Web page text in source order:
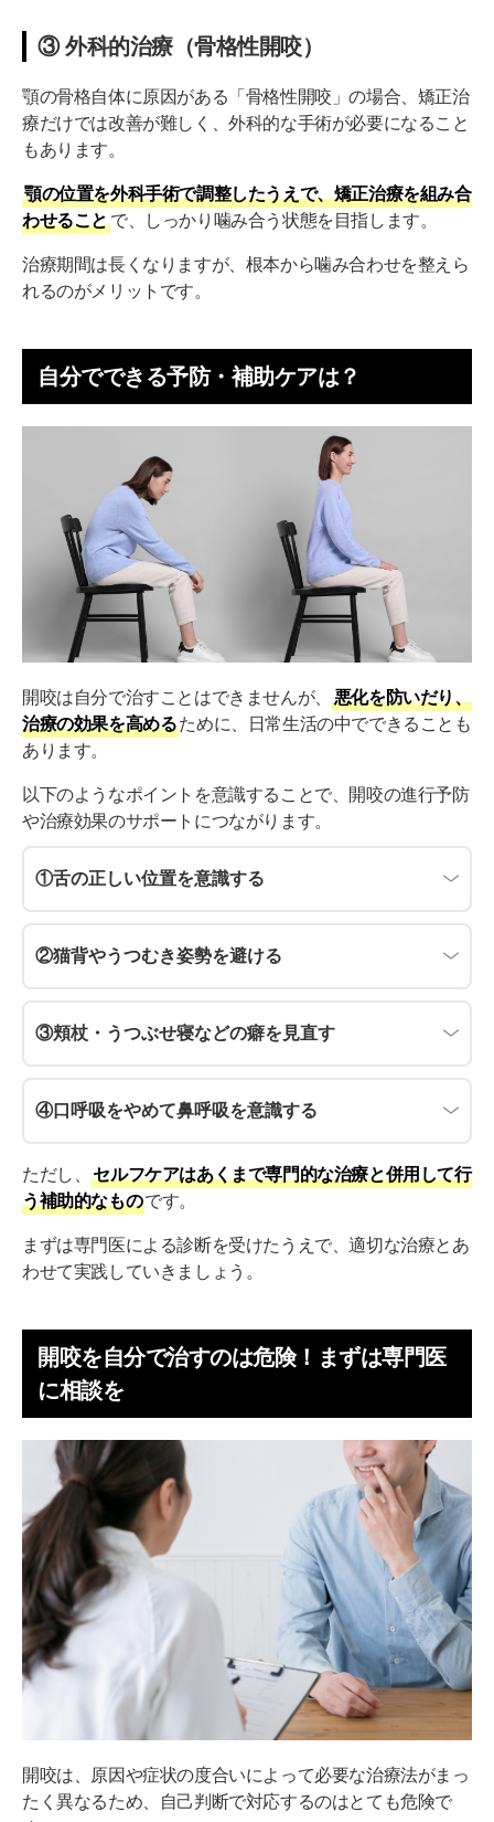
③ 外科的治療（骨格性開咬）
顎の骨格自体に原因がある「骨格性開咬」の場合、矯正治
療だけでは改善が難しく、外科的な手術が必要になること
もあります。
顎の位置を外科手術で調整したうえで、矯正治療を組み合
わせること で、しっかり噛み合う状態を目指します。
治療期間は長くなりますが、根本から噛み合わせを整えら
れるのがメリットです。
自分でできる予防・補助ケアは？
開咬は自分で治すことはできませんが、
悪化を防いだり、
治療の効果を高めるために、日常生活の中でできることも
あります。
以下のようなポイントを意識することで、開咬の進行予防
や治療効果のサポートにつながります。
①舌の正しい位置を意識する
②猫背やうつむき姿勢を避ける
③頬杖・うつぶせ寝などの癖を見直す
④口呼吸をやめて鼻呼吸を意識する
ただし、
セルフケアはあくまで専門的な治療と併用して行
う補助的なものです。
まずは専門医による診断を受けたうえで、適切な治療とあ
わせて実践していきましょう。
開咬を自分で治すのは危険！まずは専門医
に相談を
開咬は、原因や症状の度合いによって必要な治療法がまっ
たく異なるため、自己判断で対応するのはとても危険で